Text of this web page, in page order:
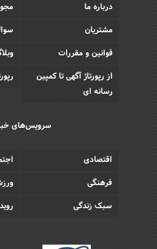
درباره ما
مشتریان
قوانین و مقررات
از رپورتاژ آگهی تا کمپین
رسانه ای
سرویس‌های
اقتصادی
فرهنگی
سبک زندگی